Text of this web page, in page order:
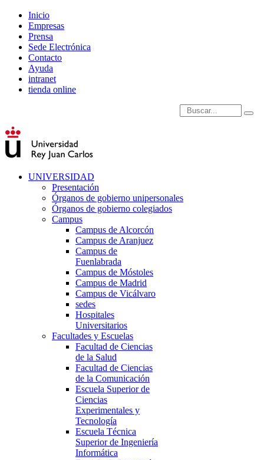
Inicio
Empresas
Prensa
Sede Electrónica
Contacto
Ayuda
intranet
tienda online
Introduce términos de
UNIVERSIDAD
Presentación
Órganos de gobierno unipersonales
Órganos de gobierno colegiados
Campus
Campus de Alcorcón
Campus de Aranjuez
Campus de
Fuenlabrada
Campus de Móstoles
Campus de Madrid
Campus de Vicálvaro
sedes
Hospitales
Universitarios
Facultades y Escuelas
Facultad de Ciencias
de la Salud
Facultad de Ciencias
de la Comunicación
Escuela Superior de
Ciencias
Experimentales y
Tecnología
Escuela Técnica
Superior de Ingeniería
Informática